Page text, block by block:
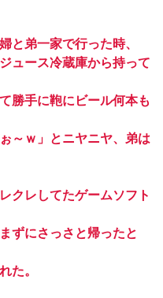
と弟一家で行った時、
ュース冷蔵庫から持って
勝手に鞄にビール何本も
～ｗ」とニヤニヤ、弟は
クレしてたゲームソフト
ずにさっさと帰ったと
た。